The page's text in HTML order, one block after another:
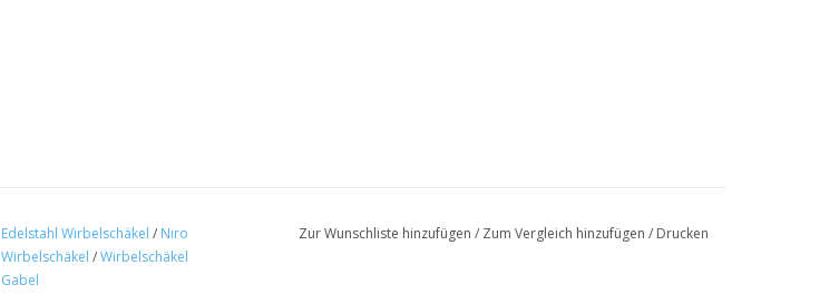
Edelstahl Wirbelschäkel / Niro
Wirbelschäkel /Wirbelschäkel
Gabel
Zur Wunschliste hinzufügen / Zum Vergleich hinzufügen / Drucken